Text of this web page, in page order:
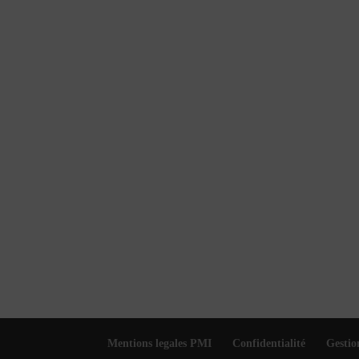
Mentions legales PMI Confidentialité